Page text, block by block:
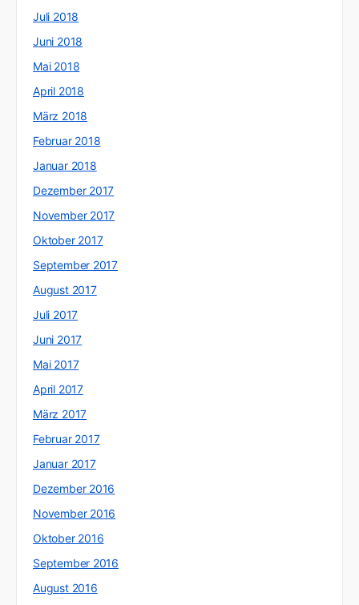
Juli 2018
Juni 2018
Mai 2018
April 2018
März 2018
Februar 2018
Januar 2018
Dezember 2017
November 2017
Oktober 2017
September 2017
August 2017
Juli 2017
Juni 2017
Mai 2017
April 2017
März 2017
Februar 2017
Januar 2017
Dezember 2016
November 2016
Oktober 2016
September 2016
August 2016